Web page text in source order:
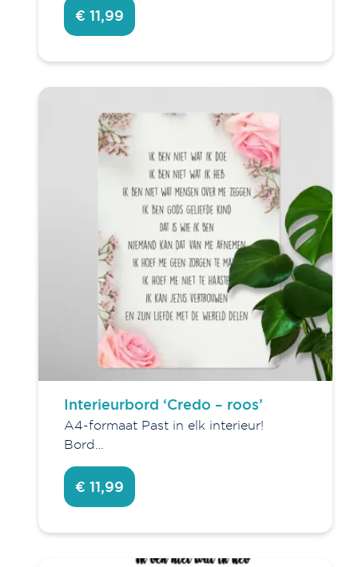
€ 11,99
Interieurbord ‘Credo – roos’
A4-formaat Past in elk interieur!
Bord…
€ 11,99